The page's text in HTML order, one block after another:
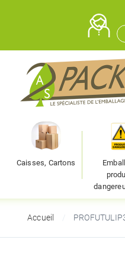
Caisses, Cartons
Accueil